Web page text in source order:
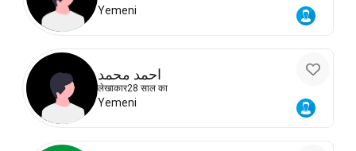
Yemeni
احمد محمد
लेखाकार28 साल का
Yemeni